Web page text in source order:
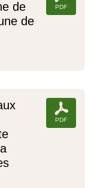
de
de